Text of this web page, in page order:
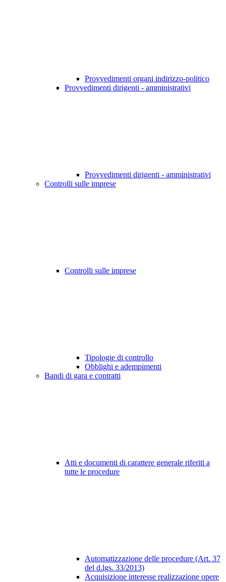
Provvedimenti organi indirizzo-politico
Provvedimenti dirigenti - amministrativi
Provvedimenti dirigenti - amministrativi
Controlli sulle imprese
Controlli sulle imprese
Tipologie di controllo
Obblighi e adempimenti
Bandi di gara e contratti
Atti e documenti di carattere generale riferiti a
tutte le procedure
Automatizzazione delle procedure (Art. 37
del d.lgs. 33/2013)
Acquisizione interesse realizzazione opere